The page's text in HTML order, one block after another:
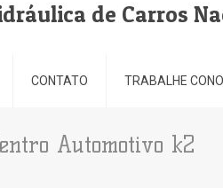
de Carros
CONTATO TRABALHE
Automotivo k2